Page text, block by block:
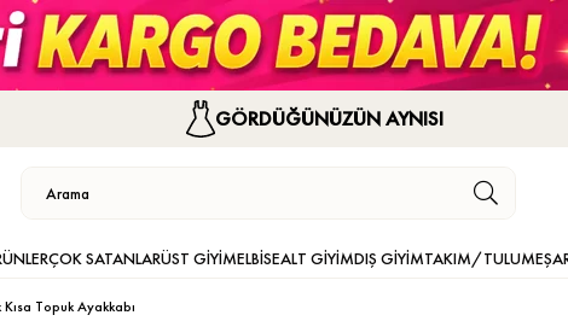
GÖRDÜĞÜNÜZÜN AYNISI
ÇOK SATANLARÜST GİYİMELBİSEALT GİYİMDIŞ GİYİMTAKIM/TULUM
Kısa Topuk Ayakkabı